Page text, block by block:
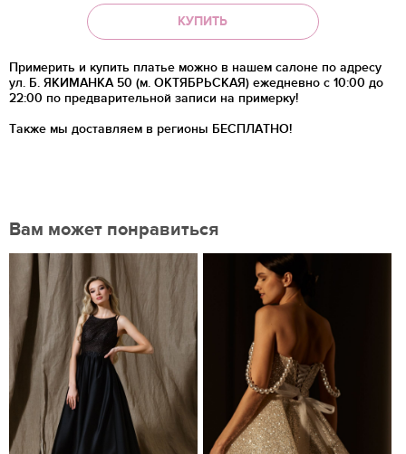
КУПИТЬ
Примерить и купить платье можно в нашем салоне по адресу
ул. Б. ЯКИМАНКА 50 (м. ОКТЯБРЬСКАЯ) ежедневно с 10:00 до
22:00 по предварительной записи на примерку!
Также мы доставляем в регионы БЕСПЛАТНО!
Вам может понравиться
Нравится